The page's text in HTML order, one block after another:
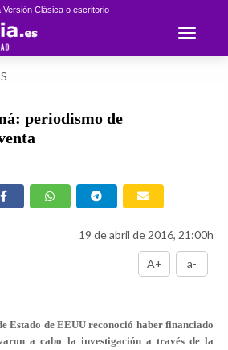
Versión Clásica o escritorio
Toggle
periodismo de
19 de abril de 2016, 21:00h
A+ a-
Estado de EEUU reconoció haber financiado
a cabo la investigación a través de la